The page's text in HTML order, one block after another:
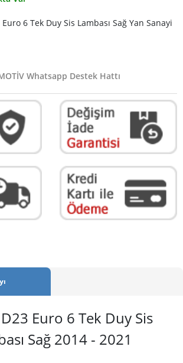
6 Tek Duy Sis Lambası Sağ Yan Sanayi
Whatsapp Destek Hattı
Euro 6 Tek Duy Sis
Sağ 2014 - 2021